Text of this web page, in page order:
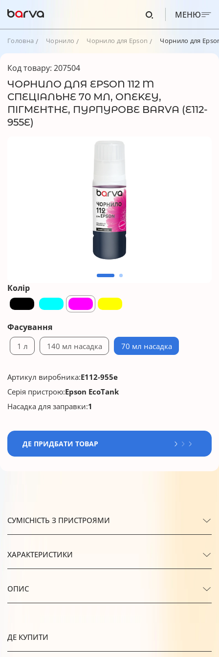
МЕНЮ
Головна Чорнило Чорнило для Epson Чорнило для
Код товару: 207504
ЧОРНИЛО ДЛЯ EPSON 112 M
СПЕЦІАЛЬНЕ 70 МЛ, ONEKEY,
ПІГМЕНТНЕ, ПУРПУРОВЕ BARVA (E112-
955E)
Колір
Фасування
1 л 140 мл насадка 70 мл насадка
Артикул виробника:E112-955e
Серія пристрою:Epson EcoTank
Насадка для заправки:1
ДЕ ПРИДБАТИ ТОВАР
СУМІСНІСТЬ З ПРИСТРОЯМИ
ХАРАКТЕРИСТИКИ
ОПИС
ДЕ КУПИТИ